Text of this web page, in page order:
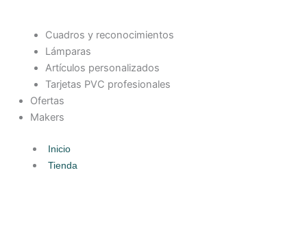
Cuadros y reconocimientos
Lámparas
Artículos personalizados
Tarjetas PVC profesionales
Ofertas
Makers
Inicio
Tienda